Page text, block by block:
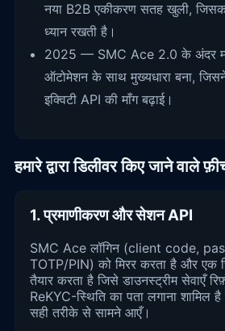
नया B2B एकीकरण सतह खुली,
ध्यान रखती है।
2025 — SMC Ace 2.0 के अंदर
ऑटोमेशन के साथ मुख्यधारा बना,
इक्विटी API की माँग बढ़ाई।
हमारे द्वारा डिलीवर किए जाने वाले
1. प्रमाणीकरण और सेशन API
SMC Ace लॉगिन (client code,
TOTP/PIN) को मिरर करता है और एक
तैयार करता है जिसे डाउनस्ट्रीम सेवाएँ
ReKYC-स्थिति का पता लगाना शामिल है
सही तरीके से सामने आएँ।